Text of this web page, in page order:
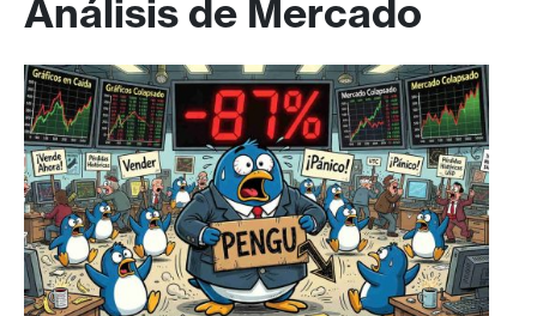
Análisis de Mercado